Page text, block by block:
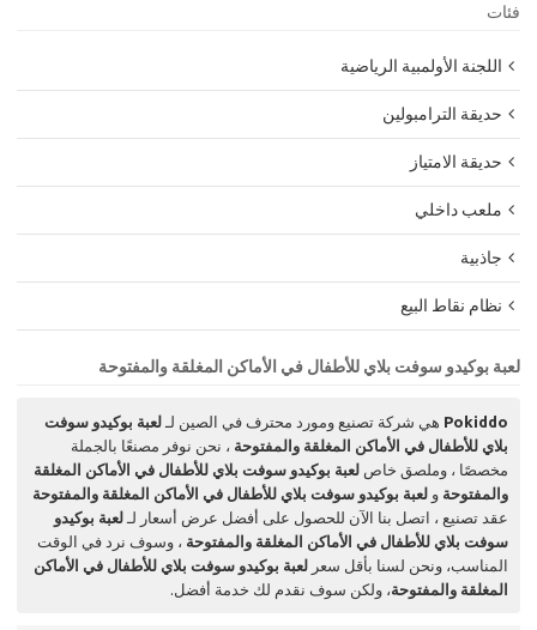
فئات
اللجنة الأولمبية الرياضية
حديقة الترامبولين
حديقة الامتياز
ملعب داخلي
جاذبية
نظام نقاط البيع
لعبة بوكيدو سوفت بلاي للأطفال في الأماكن المغلقة والمفتوحة
Pokiddo هي شركة تصنيع ومورد محترف في الصين لـلعبة بوكيدو سوفت
بلاي للأطفال في الأماكن المغلقة والمفتوحة ، نحن نوفر مصنعًا بالجملة
مخصصًا ، وملصق خاصلعبة بوكيدو سوفت بلاي للأطفال في الأماكن المغلقة
والمفتوحة ولعبة بوكيدو سوفت بلاي للأطفال في الأماكن المغلقة والمفتوحة
عقد تصنيع ، اتصل بنا الآن للحصول على أفضل عرض أسعار لـلعبة بوكيدو
سوفت بلاي للأطفال في الأماكن المغلقة والمفتوحة ، وسوف نرد في الوقت
المناسب، ونحن لسنا بأقل سعرلعبة بوكيدو سوفت بلاي للأطفال في الأماكن
المغلقة والمفتوحة، ولكن سوف نقدم لك خدمة أفضل.